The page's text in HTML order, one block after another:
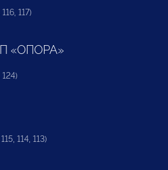
117)
«ОПОРА»
114, 113)